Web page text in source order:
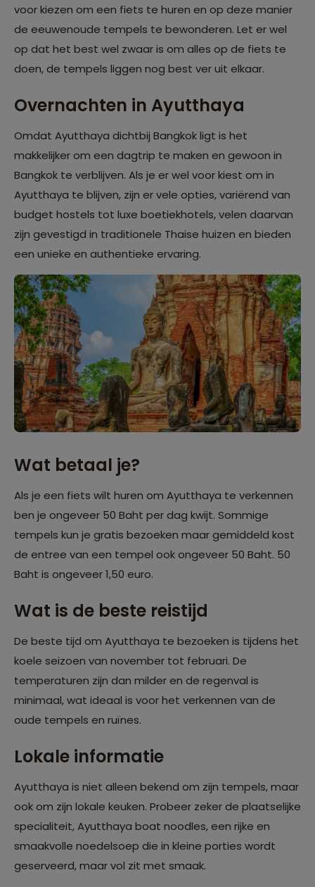
voor kiezen om een fiets te huren en op deze manier
de eeuwenoude tempels te bewonderen. Let er wel
op dat het best wel zwaar is om alles op de fiets te
doen, de tempels liggen nog best ver uit elkaar.
Overnachten in Ayutthaya
Omdat Ayutthaya dichtbij Bangkok ligt is het
makkelijker om een dagtrip te maken en gewoon in
Bangkok te verblijven. Als je er wel voor kiest om in
Ayutthaya te blijven, zijn er vele opties, variërend van
budget hostels tot luxe boetiekhotels, velen daarvan
zijn gevestigd in traditionele Thaise huizen en bieden
een unieke en authentieke ervaring.
Wat betaal je?
Als je een fiets wilt huren om Ayutthaya te verkennen
ben je ongeveer 50 Baht per dag kwijt. Sommige
tempels kun je gratis bezoeken maar gemiddeld kost
de entree van een tempel ook ongeveer 50 Baht. 50
Baht is ongeveer 1,50 euro.
Wat is de beste reistijd
De beste tijd om Ayutthaya te bezoeken is tijdens het
koele seizoen van november tot februari. De
temperaturen zijn dan milder en de regenval is
minimaal, wat ideaal is voor het verkennen van de
oude tempels en ruïnes.
Lokale informatie
Ayutthaya is niet alleen bekend om zijn tempels, maar
ook om zijn lokale keuken. Probeer zeker de plaatselijke
specialiteit, Ayutthaya boat noodles, een rijke en
smaakvolle noedelsoep die in kleine porties wordt
geserveerd, maar vol zit met smaak.